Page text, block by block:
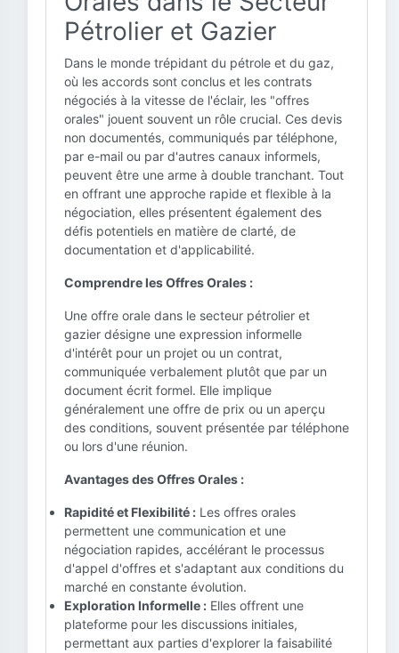
Pétrolier et Gazier
Dans le monde trépidant du pétrole et du gaz,
où les accords sont conclus et les contrats
négociés à la vitesse de l'éclair, les "offres
orales" jouent souvent un rôle crucial. Ces devis
non documentés, communiqués par téléphone,
par e-mail ou par d'autres canaux informels,
peuvent être une arme à double tranchant. Tout
en offrant une approche rapide et flexible à la
négociation, elles présentent également des
défis potentiels en matière de clarté, de
documentation et d'applicabilité.
Comprendre les Offres Orales :
Une offre orale dans le secteur pétrolier et
gazier désigne une expression informelle
d'intérêt pour un projet ou un contrat,
communiquée verbalement plutôt que par un
document écrit formel. Elle implique
généralement une offre de prix ou un aperçu
des conditions, souvent présentée par téléphone
ou lors d'une réunion.
Avantages des Offres Orales :
Rapidité et Flexibilité : Les offres orales
permettent une communication et une
négociation rapides, accélérant le processus
d'appel d'offres et s'adaptant aux conditions du
marché en constante évolution.
Exploration Informelle : Elles offrent une
plateforme pour les discussions initiales,
permettant aux parties d'explorer la faisabilité